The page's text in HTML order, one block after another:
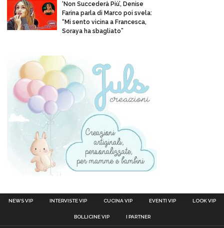
‘Non Succederà Più’, Denise
Farina parla di Marco poi svela:
“Mi sento vicina a Francesca,
Soraya ha sbagliato”
NEWS VIP INTERVISTE VIP CUCINA VIP EVENTI VIP LOOK VIP
BOLLICINE VIP I PARTNER